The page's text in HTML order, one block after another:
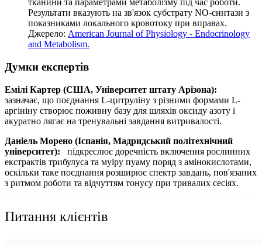
тканини та параметрами метаболізму під час роботи.
Результати вказують на зв'язок субстрату NO-синтази з
показниками локального кровотоку при вправах.
Джерело: American Journal of Physiology - Endocrinology
and Metabolism.
Думки експертів
Емілі Картер (США, Університет штату Арізона):
зазначає, що поєднання L-цитруліну з різними формами L-
аргініну створює поживну базу для шляхів оксиду азоту і
акуратно лягає на тренувальні завдання витривалості.
Даніель Морено (Іспанія, Мадридський політехнічний
університет):
підкреслює доречність включення рослинних
екстрактів трибулуса та муіру пуаму поряд з амінокислотами,
оскільки таке поєднання розширює спектр завдань, пов'язаних
з ритмом роботи та відчуттям тонусу при тривалих сесіях.
Питання клієнтів